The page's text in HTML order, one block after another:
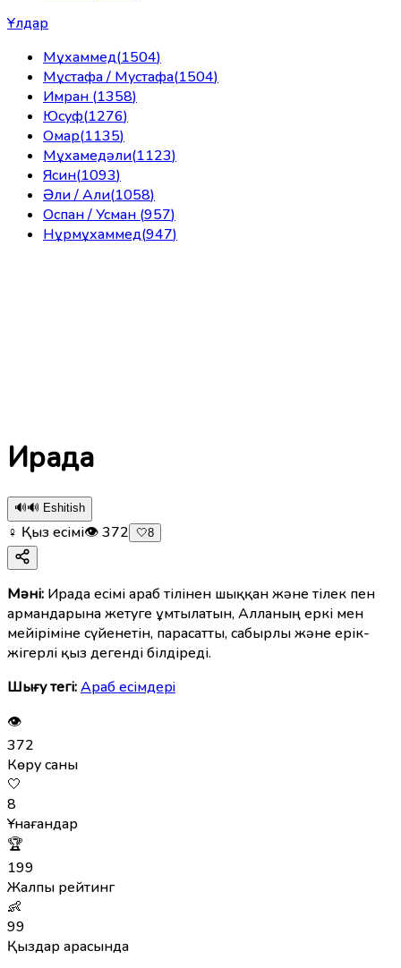
Ұлдар
Мұхаммед(1504)
Мұстафа / Мустафа(1504)
Имран (1358)
Юсуф(1276)
Омар(1135)
Мұхамедәли(1123)
Ясин(1093)
Әли / Али(1058)
Оспан / Усман (957)
Нұрмұхаммед(947)
Ирада
🔊🔊 Eshitish
♀ Қыз есімі👁372 🤍8
Мәні: Ирада есімі араб тілінен шыққан және тілек пен
армандарына жетуге ұмтылатын, Алланың еркі мен
мейіріміне сүйенетін, парасатты, сабырлы және ерік-
жігерлі қыз дегенді білдіреді.
Шығу тегі:Араб есімдерi
👁
372
Көру саны
🤍
8
Ұнағандар
🏆
199
Жалпы рейтинг
👶
99
Қыздар арасында